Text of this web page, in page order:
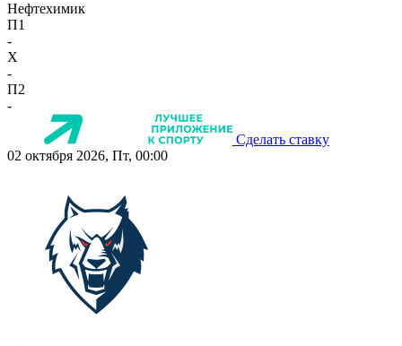
Нефтехимик
П1
-
X
-
П2
-
Сделать ставку
02 октября 2026, Пт, 00:00